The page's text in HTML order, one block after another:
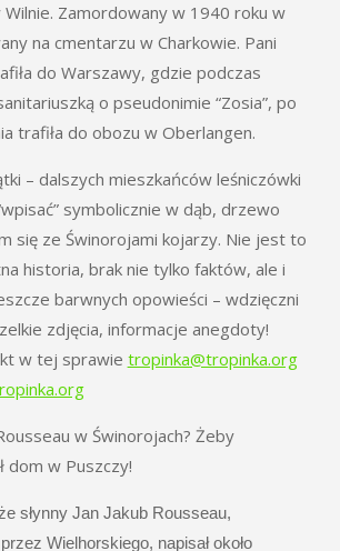
Zamordowany w 1940 roku w
na cmentarzu w Charkowie. Pani
do Warszawy, gdzie podczas
o pseudonimie “Zosia”, po
trafiła do obozu w Oberlangen.
– dalszych mieszkańców leśniczówki
symbolicznie w dąb, drzewo
się ze Świnorojami kojarzy. Nie jest to
historia, brak nie tylko faktów, ale i
barwnych opowieści – wdzięczni
zdjęcia, informacje anegdoty!
w tej sprawie tropinka@tropinka.org
w Świnorojach? Żeby
dom w Puszczy!
słynny Jan Jakub Rousseau,
Wielhorskiego, napisał około